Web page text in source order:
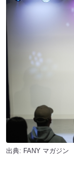
出典: FANY マガジン